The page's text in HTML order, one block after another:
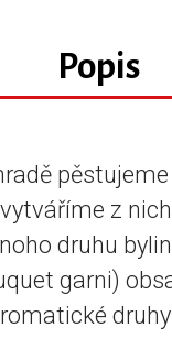
Popis
z
druhu
garni)